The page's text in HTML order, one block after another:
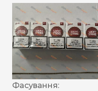
Фасування: